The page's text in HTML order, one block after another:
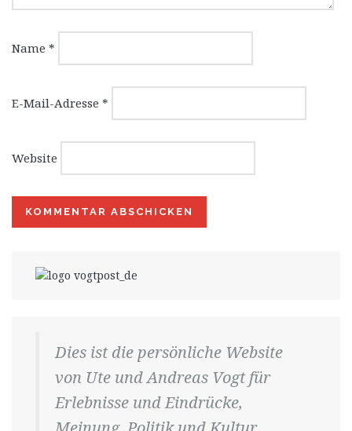
Name *
E-Mail-Adresse *
Website
Dies ist die persönliche Website
von Ute und Andreas Vogt für
Erlebnisse und Eindrücke,